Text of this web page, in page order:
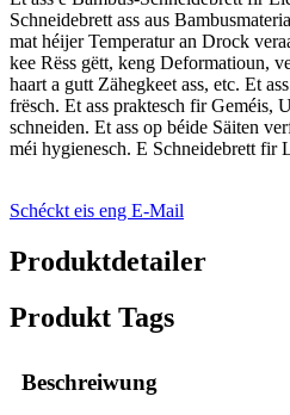
Schneidebrett ass aus
mat héijer Temperatur an Drock
kee Rëss gëtt, keng Deformatioun,
haart a gutt Zähegkeet ass, etc. Et
frësch. Et ass praktesch fir Geméis,
schneiden. Et ass op béide Säiten
méi hygienesch. E Schneidebrett fir
Schéckt eis eng E-Mail
Produktdetailer
Produkt Tags
Beschreiwung